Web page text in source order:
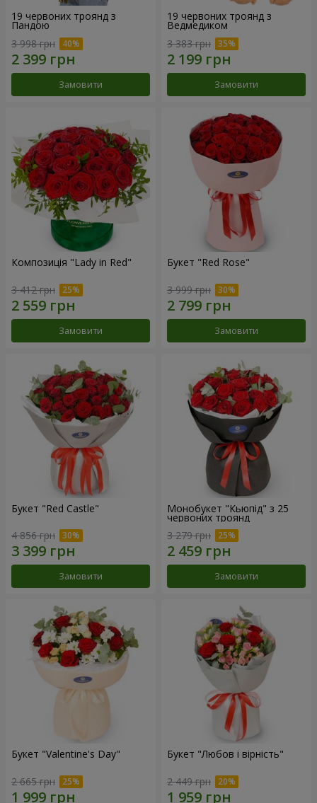
19 червоних троянд з
Пандою
3 998 грн
Замовити
19 червоних троянд з
Ведмедиком
3 383 грн
Замовити
Композиція "Lady in Red"
3 412 грн
Замовити
Букет "Red Rose"
3 999 грн
Замовити
Букет "Red Castle"
4 856 грн
Замовити
Монобукет "Кьюпід" з 25
червоних троянд
3 279 грн
Замовити
Букет "Valentine's Day"
2 665 грн
Букет "Любов і вірність"
2 449 грн